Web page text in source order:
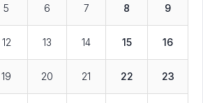
5 6 7 8 9
12 13 14 15 16
19 20 21 22 23